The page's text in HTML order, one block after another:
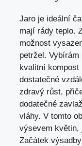
Jaro je ideální
mají rády teplo.
možnost
petržel. Vybírám
kvalitní kompost
dostatečné
zdravý růst,
dodatečné
vláhy. V tomto
výsevem květin,
Začátek